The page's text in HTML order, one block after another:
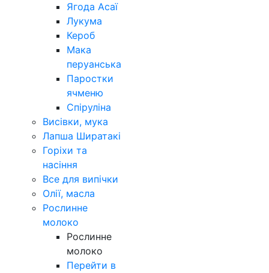
Ягода Асаї
Лукума
Кероб
Мака
перуанська
Паростки
ячменю
Спіруліна
Висівки, мука
Лапша Ширатакі
Горіхи та
насіння
Все для випічки
Олії, масла
Рослинне
молоко
Рослинне
молоко
Перейти в